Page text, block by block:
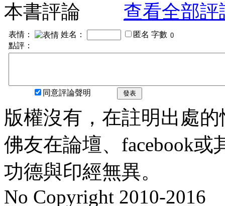
本書評論
查看全部評
表情： 姓名： 匿名 字數
點評：
同意評論聲明 發表
版權沒有，在註明出處
佛友在論壇、facebook
功德與印經無異。
No Copyright 2010-2016